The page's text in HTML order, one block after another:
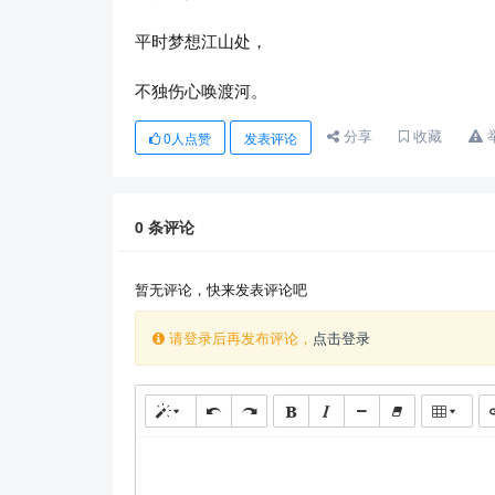
平时梦想江山处，
不独伤心唤渡河。
0 人点赞 发表评论 分享 收藏
0 条评论
暂无评论，快来发表评论吧
请登录后再发布评论， 点击登录